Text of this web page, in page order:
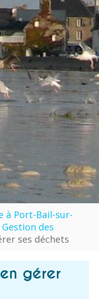
à Port-Bail-sur-
Gestion des
ses déchets
gérer